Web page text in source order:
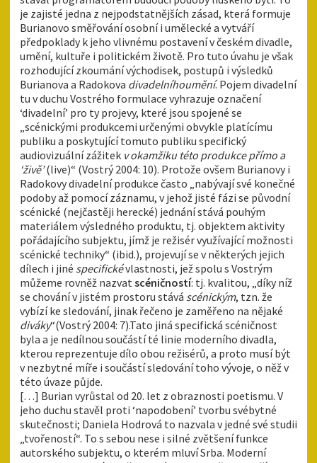
je zajisté jedna z nejpodstatnějších zásad, která formuje
Burianovo směřování osobní i umělecké a vytváří
předpoklady k jeho vlivnému postavení v českém divadle,
umění, kultuře i politickém životě. Pro tuto úvahu je však
rozhodující zkoumání východisek, postupů i výsledků
Burianova a Radokova divadelníhoumění. Pojem divadelní
tu v duchu Vostrého formulace vyhrazuje označení
‘divadelní’ pro ty projevy, které jsou spojené se
„scénickými produkcemi určenými obvykle platícímu
publiku a poskytující tomuto publiku specifický
audiovizuální zážitek v okamžiku této produkce přímo a
‘živě’(­live)“ (Vostrý 2004: 10). Protože ovšem Burianovy i
Radokovy divadelní produkce často „nabývají své konečné
podoby až pomocí záznamu, v jehož jisté fázi se původní
scénické (nejčastěji herecké) jednání stává pouhým
materiálem výsledného produktu, tj. objektem aktivity
pořádajícího subjektu, jímž je režisér využívající možnosti
scénické techniky“ (ibid.), projevují se v některých jejich
dílech i jiné specifickévlastnosti, jež spolu s Vostrým
můžeme rovněž nazvatscéničností: tj. kvalitou, „díky níž
se chování v jistém prostoru stává scénickým, tzn. že
vybízí ke sledování, jinak řečeno je zaměřeno na nějaké
diváky“(Vostrý 2004: 7).Tato jiná specifická scéničnost
byla a je nedílnou součástí té linie moderního divadla,
kterou reprezentuje dílo obou režisérů, a proto musí být
v nezbytné míře i součástí sledování toho vývoje, o něž v
této úvaze půjde.
[…] Burian vyrůstal od 20. let z obraznosti poetismu. V
jeho duchu stavěl proti ‘napodobení’ tvorbu svébytné
skutečnosti; Daniela Hodrová to nazvala v jedné své studii
„tvořeností“. To s sebou nese i silné zvětšení funkce
autorského subjektu, o kterém mluví Srba. Moderní